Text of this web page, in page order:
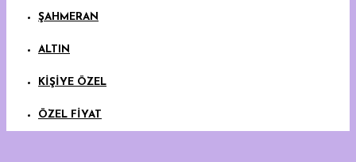
ŞAHMERAN
ALTIN
KİŞİYE ÖZEL
ÖZEL FİYAT